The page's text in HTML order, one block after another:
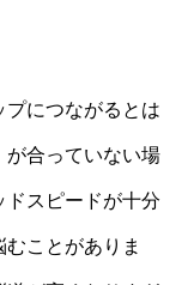
プにつながるとは
が合っていない場
スピードが十分
ことがありま